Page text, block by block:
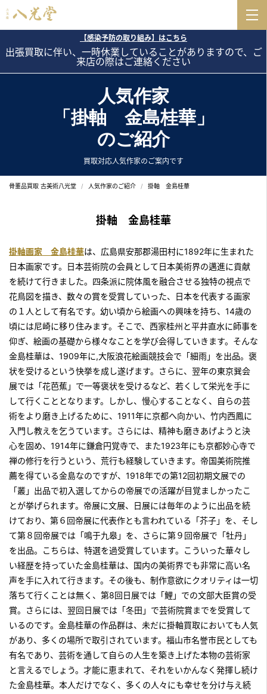
【感染予防の取り組み】はこちら
出張買取に伴い、一時休業していることがありますので、ご
来店の際はご連絡ください
人気作家
「掛軸 金島桂華」
のご紹介
買取対応人気作家のご案内です
骨董品買取 古美術八光堂 人気作家のご紹介 掛軸 金島桂華
掛軸 金島桂華
掛軸画家 金島桂華は、広島県安那郡湯田村に1892年に生まれた
日本画家です。日本芸術院の会員として日本美術界の邁進に貢献
を続けて行きました。四条派に院体風を融合させる独特の視点で
花鳥図を描き、数々の賞を受賞していった、日本を代表する画家
の１人として有名です。幼い頃から絵画への興味を持ち、14歳の
頃には尼崎に移り住みます。そこで、西家桂州と平井直水に師事を
仰ぎ、絵画の基礎から様々なことを学び会得していきます。そんな
金島桂華は、1909年に,大阪浪花絵画競技会で「細雨」を出品。褒
状を受けるという快挙を成し遂げます。さらに、翌年の東京巽会
展では「花芭蕉」で一等褒状を受けるなど、若くして栄光を手に
して行くこととなります。しかし、慢心することなく、自らの芸
術をより磨き上げるために、1911年に京都へ向かい、竹内西鳳に
入門し教えを乞うています。さらには、精神も磨きあげようと決
心を固め、1914年に鎌倉円覚寺で、また1923年にも京都妙心寺で
禅の修行を行うという、荒行も経験していきます。帝国美術院推
薦を得ている金島なのですが、1918年での第12回初期文展での
「叢」出品で初入選してからの帝展での活躍が目覚ましかったこ
とが挙げられます。帝展に文展、日展には毎年のように出品を続
けており、第６回帝展に代表作とも言われている「芥子」を、そし
て第８回帝展では「鳴于九皋」を、さらに第９回帝展で「牡丹」
を出品。こちらは、特選を過受賞しています。こういった華々し
い経歴を持っていた金島桂華は、国内の美術界でも非常に高い名
声を手に入れて行きます。その後も、制作意欲にクオリティは一切
落ちて行くことは無く、第8回日展では「鯉」での文部大臣賞の受
賞。さらには、翌回日展では「冬田」で芸術院賞までを受賞して
いるのです。金島桂華の作品群は、未だに掛軸買取においても人気
があり、多くの場所で取引されています。福山市名誉市民としても
有名であり、芸術を通して自らの人生を築き上げた本物の芸術家
と言えるでしょう。才能に恵まれて、それをいかんなく発揮し続け
た金島桂華。本人だけでなく、多くの人々にも幸せを分け与え続